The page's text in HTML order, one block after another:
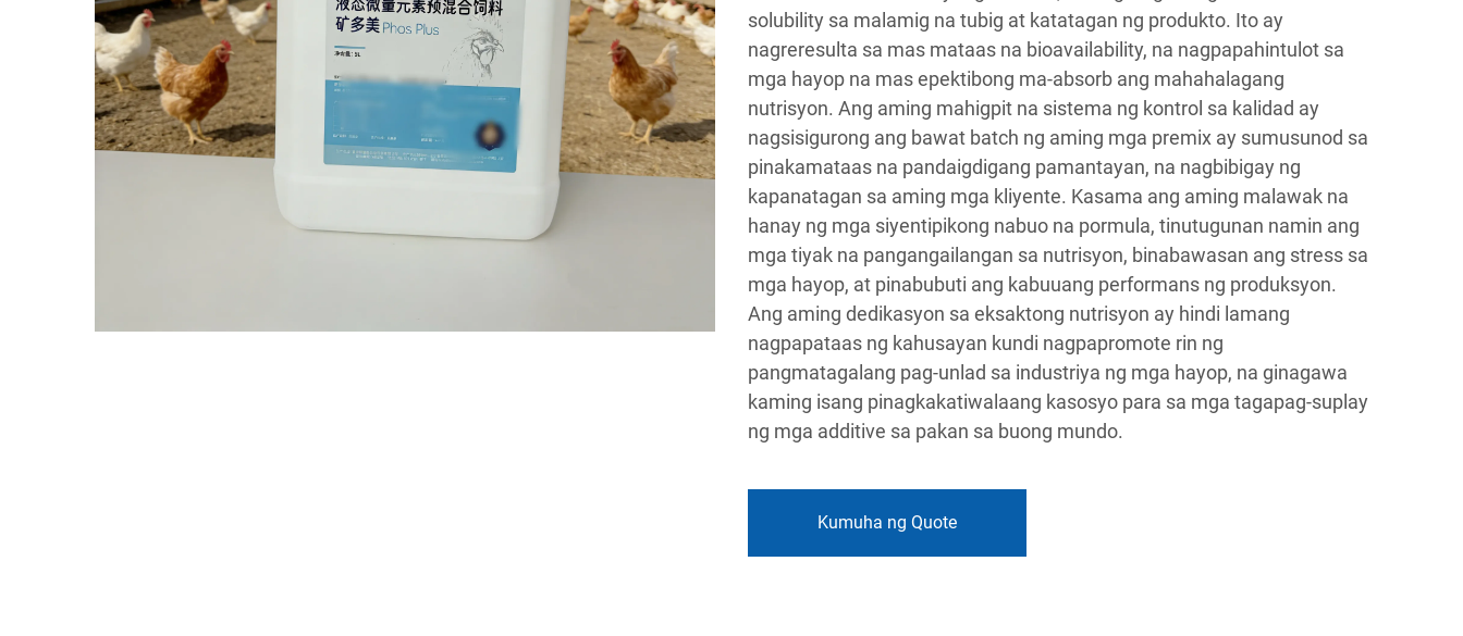
solubility sa malamig na tubig at katatagan ng produkto. Ito ay
nagreresulta sa mas mataas na bioavailability, na nagpapahintulot sa
mga hayop na mas epektibong ma-absorb ang mahahalagang
nutrisyon. Ang aming mahigpit na sistema ng kontrol sa kalidad ay
nagsisigurong ang bawat batch ng aming mga premix ay sumusunod sa
pinakamataas na pandaigdigang pamantayan, na nagbibigay ng
kapanatagan sa aming mga kliyente. Kasama ang aming malawak na
hanay ng mga siyentipikong nabuo na pormula, tinutugunan namin ang
mga tiyak na pangangailangan sa nutrisyon, binabawasan ang stress sa
mga hayop, at pinabubuti ang kabuuang performans ng produksyon.
Ang aming dedikasyon sa eksaktong nutrisyon ay hindi lamang
nagpapataas ng kahusayan kundi nagpapromote rin ng
pangmatagalang pag-unlad sa industriya ng mga hayop, na ginagawa
kaming isang pinagkakatiwalaang kasosyo para sa mga tagapag-suplay
ng mga additive sa pakan sa buong mundo.
Kumuha ng Quote